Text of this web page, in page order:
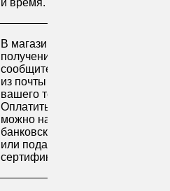
В магазине для
получения заказа
сообщите его номер
из почты или номер
вашего телефона.
Оплатить заказ
можно наличными,
банковской картой
или подарочным
сертификатом.